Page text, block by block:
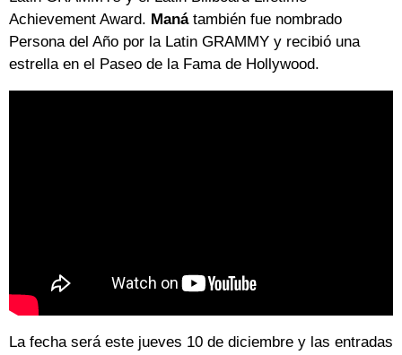
Achievement Award. Manátambién fue nombrado
Persona del Año por la Latin GRAMMY y recibió una
estrella en el Paseo de la Fama de Hollywood.
La fecha será este jueves 10 de diciembre y las entradas